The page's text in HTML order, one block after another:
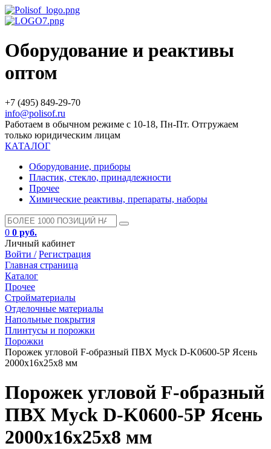
Оборудование и реактивы
оптом
+7 (495) 849-29-70
info@polisof.ru
Работаем в обычном режиме с 10-18, Пн-Пт. Отгружаем
только юридическим лицам
КАТАЛОГ
Оборудование, приборы
Пластик, стекло, принадлежности
Прочее
Химические реактивы, препараты, наборы
0 0 руб.
Личный кабинет
Войти / Регистрация
Главная страница
Каталог
Прочее
Стройматериалы
Отделочные материалы
Напольные покрытия
Плинтусы и порожки
Порожки
Порожек угловой F-образный ПВХ Myck D-K0600-5Р Ясень
2000х16х25х8 мм
Порожек угловой F-образный
ПВХ Myck D-K0600-5Р Ясень
2000х16х25х8 мм